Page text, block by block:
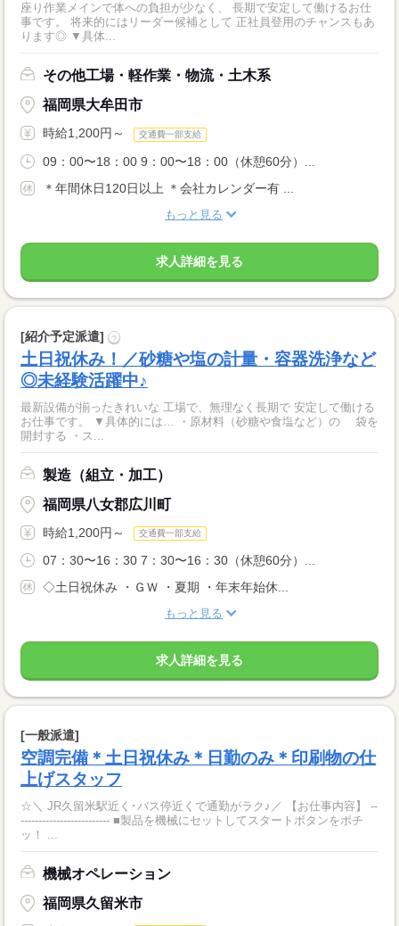
座り作業メインで体への負担が少なく、 長期で安定して働けるお仕
事です。 将来的にはリーダー候補として 正社員登用のチャンスもあ
ります◎ ▼具体...
その他工場・軽作業・物流・土木系
福岡県大牟田市
時給1,200円～ 交通費一部支給
09：00〜18：00 9：00〜18：00（休憩60分）...
＊年間休日120日以上 ＊会社カレンダー有 ...
もっと見る
求人詳細を見る
[紹介予定派遣] ?
土日祝休み！／砂糖や塩の計量・容器洗浄など
◎未経験活躍中♪
最新設備が揃ったきれいな 工場で、無理なく長期で 安定して働ける
お仕事です。 ▼具体的には… ・原材料（砂糖や食塩など）の 袋を
開封する ・ス...
製造（組立・加工）
福岡県八女郡広川町
時給1,200円～ 交通費一部支給
07：30〜16：30 7：30〜16：30（休憩60分）...
◇土日祝休み ・ＧＷ ・夏期 ・年末年始休...
もっと見る
求人詳細を見る
[一般派遣]
空調完備＊土日祝休み＊日勤のみ＊印刷物の仕
上げスタッフ
☆＼ JR久留米駅近く･バス停近くで通勤がラク♪／ 【お仕事内容】 --
------------------------- ■製品を機械にセットしてスタートボタンをポチ
ッ！ ...
機械オペレーション
福岡県久留米市